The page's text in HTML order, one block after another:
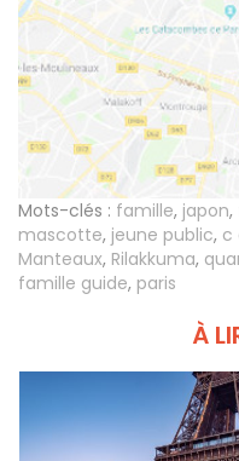
Mots-clés : famille, japon,
mascotte, jeune public, c
Manteaux, Rilakkuma,
famille guide, paris
À